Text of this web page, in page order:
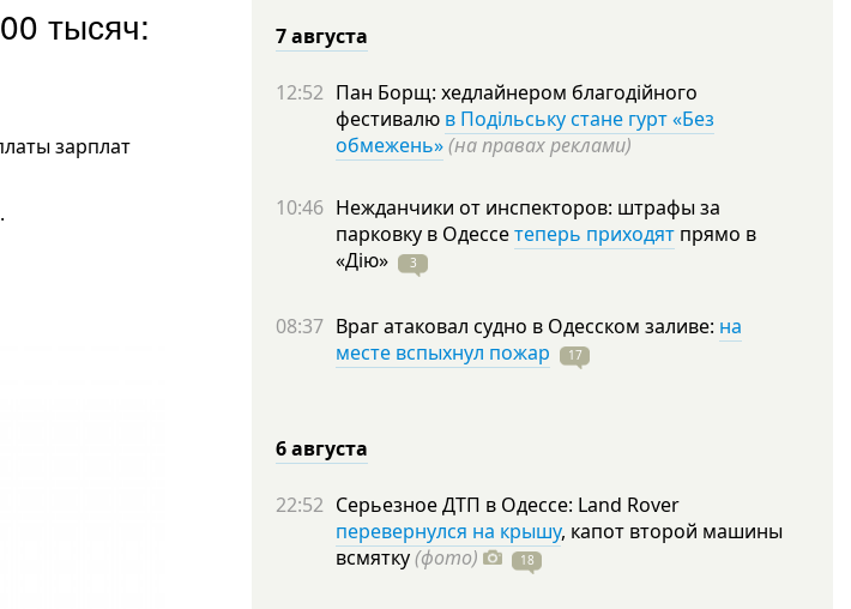
тысяч:
зарплат
7 августа
12:52 Пан Борщ: хедлайнером благодійного
фестивалю в Подільську стане гурт «Без
обмежень»(на правах реклами)
10:46 Нежданчики от инспекторов: штрафы за
парковку в Одессетеперь приходят прямо в
«Дію»
3
08:37 Враг атаковал судно в Одесском заливе: на
месте вспыхнул пожар
17
6 августа
22:52 Серьезное ДТП в Одессе: Land Rover
перевернулся на крышу, капот второй машины
всмятку(фото) 18